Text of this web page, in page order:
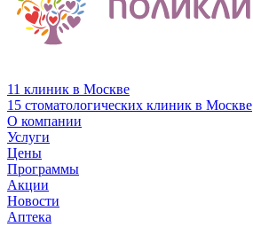
11 клиник в Москве
15 стоматологических клиник в Москве
О компании
Услуги
Цены
Программы
Акции
Новости
Аптека